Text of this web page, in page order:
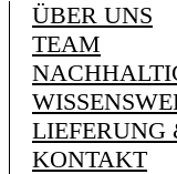
ÜBER UNS
TEAM
LIEFERUNG
KONTAKT